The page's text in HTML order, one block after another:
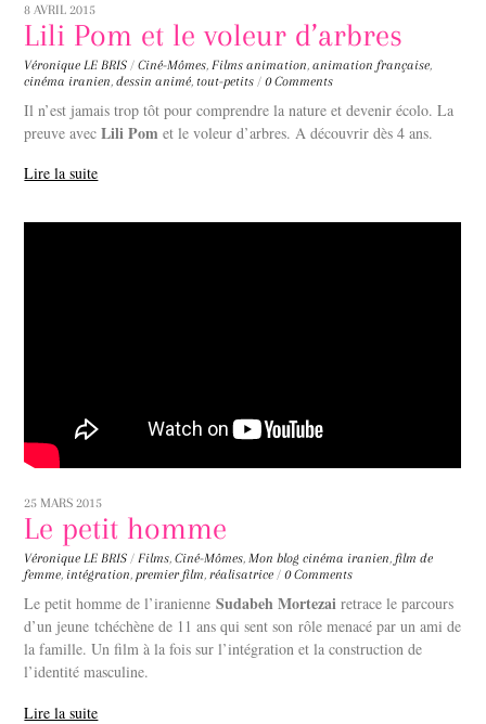
8 AVRIL 2015
Lili Pom et le voleur d’arbres
Véronique LE BRIS / Ciné-Mômes, Films animation,animation française,
cinéma iranien,dessin animé, tout-petits / 0 Comments
Il n’est jamais trop tôt pour comprendre la nature et devenir écolo. La
preuve avecLili Pom et le voleur d’arbres. A découvrir dès 4 ans.
Lire la suite
25 MARS 2015
Le petit homme
Véronique LE BRIS / Films,Ciné-Mômes,Mon blog cinéma iranien, film de
femme, intégration,premier film,réalisatrice / 0 Comments
Le petit homme de l’iranienneSudabeh Mortezairetrace le parcours
d’un jeune tchéchène de 11 ans qui sent son rôle menacé par un ami de
la famille. Un film à la fois sur l’intégration et la construction de
l’identité masculine.
Lire la suite